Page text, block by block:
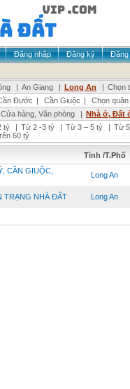
Đăng nhập Đăng ký
Đăng
| An Giang | Long An | Chọn
Đước | Cần Giuộc |
Chọn
Cửa hàng, Văn phòng | Nhà ở, Đất
tỷ | Từ 2 -3 tỷ | Từ 3 – 5 tỷ | Từ
60 tỷ
Tỉnh /T.Phố
CẦN GIUỘC,
Long An
TRẠNG NHÀ ĐẤT Long An